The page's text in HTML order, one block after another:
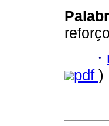
·
pdf )